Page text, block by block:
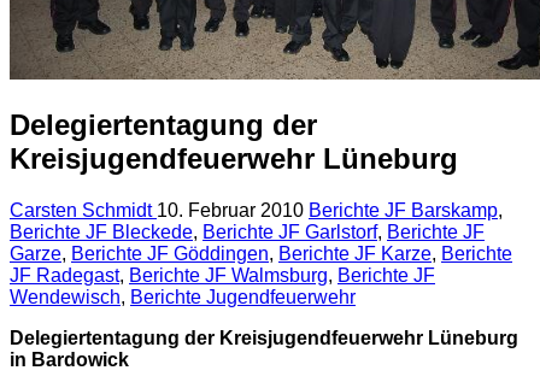
Delegiertentagung der
Kreisjugendfeuerwehr Lüneburg
Carsten Schmidt 10. Februar 2010 Berichte JF Barskamp,
Berichte JF Bleckede, Berichte JF Garlstorf, Berichte JF
Garze, Berichte JF Göddingen, Berichte JF Karze, Berichte
JF Radegast, Berichte JF Walmsburg, Berichte JF
Wendewisch, Berichte Jugendfeuerwehr
Delegiertentagung der Kreisjugendfeuerwehr Lüneburg
in Bardowick